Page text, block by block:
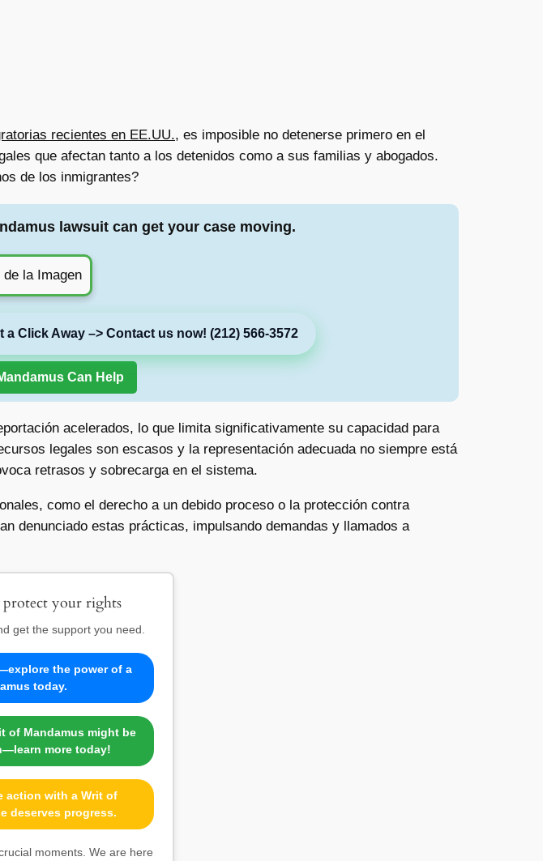
recientes en EE.UU., es imposible no detenerse primero en el
que afectan tanto a los detenidos como a sus familias y abogados.
de los inmigrantes?
lawsuit can get your case moving.
Click Away –> Contact us now! (212) 566-3572
Can Help
acelerados, lo que limita significativamente su capacidad para
legales son escasos y la representación adecuada no siempre está
retrasos y sobrecarga en el sistema.
como el derecho a un debido proceso o la protección contra
denunciado estas prácticas, impulsando demandas y llamados a
your rights
get the support you need.
the power of a
today.
of Mandamus might be
more today!
action with a Writ of
deserves progress.
moments. We are here